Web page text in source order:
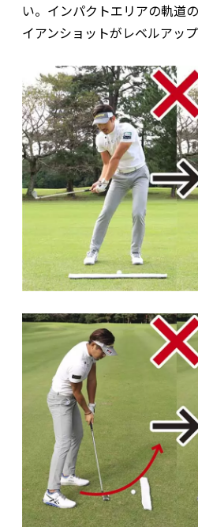
い。インパクトエリアの軌道
イアンショットがレベルアップ